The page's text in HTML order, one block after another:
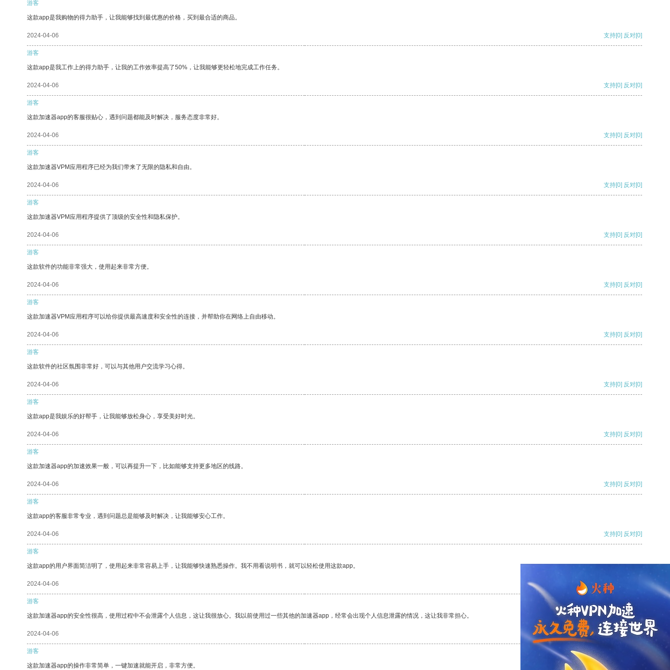
游客
这款app是我购物的得力助手，让我能够找到最优惠的价格，买到最合适的商品。
2024-04-06 支持[0] 反对[0]
游客
这款app是我工作上的得力助手，让我的工作效率提高了50%，让我能够更轻松地完成工作任务。
2024-04-06 支持[0] 反对[0]
游客
这款加速器app的客服很贴心，遇到问题都能及时解决，服务态度非常好。
2024-04-06 支持[0] 反对[0]
游客
这款加速器VPM应用程序已经为我们带来了无限的隐私和自由。
2024-04-06 支持[0] 反对[0]
游客
这款加速器VPM应用程序提供了顶级的安全性和隐私保护。
2024-04-06 支持[0] 反对[0]
游客
这款软件的功能非常强大，使用起来非常方便。
2024-04-06 支持[0] 反对[0]
游客
这款加速器VPM应用程序可以给你提供最高速度和安全性的连接，并帮助你在网络上自由移动。
2024-04-06 支持[0] 反对[0]
游客
这款软件的社区氛围非常好，可以与其他用户交流学习心得。
2024-04-06 支持[0] 反对[0]
游客
这款app是我娱乐的好帮手，让我能够放松身心，享受美好时光。
2024-04-06 支持[0] 反对[0]
游客
这款加速器app的加速效果一般，可以再提升一下，比如能够支持更多地区的线路。
2024-04-06 支持[0] 反对[0]
游客
这款app的客服非常专业，遇到问题总是能够及时解决，让我能够安心工作。
2024-04-06 支持[0] 反对[0]
游客
这款app的用户界面简洁明了，使用起来非常容易上手，让我能够快速熟悉操作。我不用看说明书，就可以轻松使用这款app。
2024-04-06 支持
游客
这款加速器app的安全性很高，使用过程中不会泄露个人信息，这让我很放心。我以前使用过一些其他的加速器app，经常会出现个人信息泄露的情况，这让我非常担心。
2024-04-06 支持[0] 反对[0]
游客
这款加速器app的操作非常简单，一键加速就能开启，非常方便。